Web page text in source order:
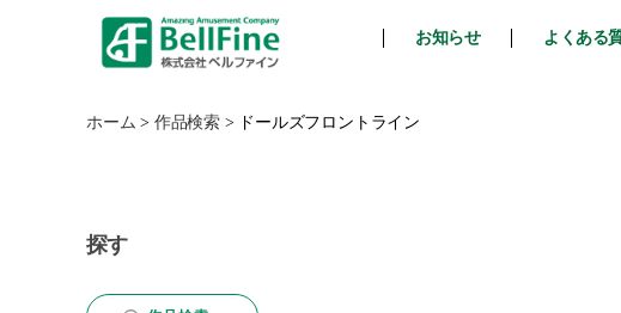
フ
お知らせ よくある
ホーム > 作品検索 > ドールズフロントライン
探す